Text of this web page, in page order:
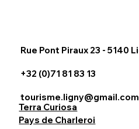
Rue Pont Piraux 23 - 5140
+32 (0)71 81 83 13
tourisme.ligny@gmail.com
Terra Curiosa
Pays de Charleroi